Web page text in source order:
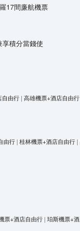
17間廉航機票
積分當錢使
自由行 | 高雄機票+酒店自由行
由行 | 桂林機票+酒店自由行 |
票+酒店自由行 | 珀斯機票+